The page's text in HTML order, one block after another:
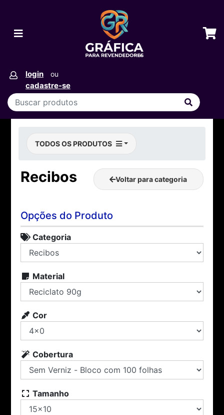
login ou
cadastre-se
TODOS OS PRODUTOS
Recibos Voltar para categoria
Opções do Produto
Categoria
Material
Cor
Cobertura
Tamanho